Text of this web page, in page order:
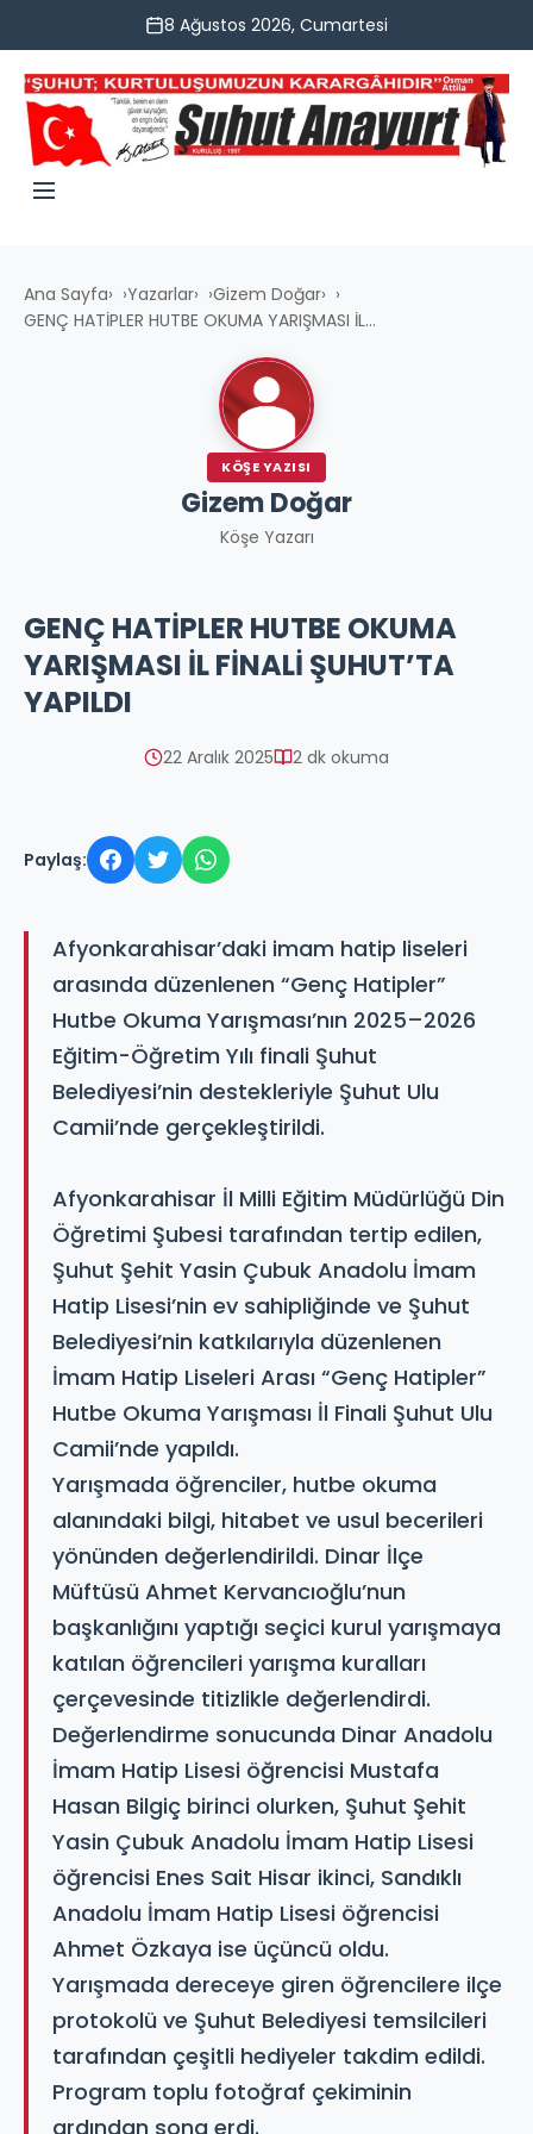
8 Ağustos 2026, Cumartesi
Ana Sayfa› Yazarlar› Gizem Doğar›
GENÇ HATİPLER HUTBE OKUMA YARIŞMASI İL...
KÖŞE YAZISI
Gizem Doğar
Köşe Yazarı
GENÇ HATİPLER HUTBE OKUMA
YARIŞMASI İL FİNALİ ŞUHUT’TA
YAPILDI
22 Aralık 2025 2 dk okuma
Paylaş:
Afyonkarahisar’daki imam hatip liseleri
arasında düzenlenen “Genç Hatipler”
Hutbe Okuma Yarışması’nın 2025–2026
Eğitim-Öğretim Yılı finali Şuhut
Belediyesi’nin destekleriyle Şuhut Ulu
Camii’nde gerçekleştirildi.
Afyonkarahisar İl Milli Eğitim Müdürlüğü Din
Öğretimi Şubesi tarafından tertip edilen,
Şuhut Şehit Yasin Çubuk Anadolu İmam
Hatip Lisesi’nin ev sahipliğinde ve Şuhut
Belediyesi’nin katkılarıyla düzenlenen
İmam Hatip Liseleri Arası “Genç Hatipler”
Hutbe Okuma Yarışması İl Finali Şuhut Ulu
Camii’nde yapıldı.
Yarışmada öğrenciler, hutbe okuma
alanındaki bilgi, hitabet ve usul becerileri
yönünden değerlendirildi. Dinar İlçe
Müftüsü Ahmet Kervancıoğlu’nun
başkanlığını yaptığı seçici kurul yarışmaya
katılan öğrencileri yarışma kuralları
çerçevesinde titizlikle değerlendirdi.
Değerlendirme sonucunda Dinar Anadolu
İmam Hatip Lisesi öğrencisi Mustafa
Hasan Bilgiç birinci olurken, Şuhut Şehit
Yasin Çubuk Anadolu İmam Hatip Lisesi
öğrencisi Enes Sait Hisar ikinci, Sandıklı
Anadolu İmam Hatip Lisesi öğrencisi
Ahmet Özkaya ise üçüncü oldu.
Yarışmada dereceye giren öğrencilere ilçe
protokolü ve Şuhut Belediyesi temsilcileri
tarafından çeşitli hediyeler takdim edildi.
Program toplu fotoğraf çekiminin
ardından sona erdi.